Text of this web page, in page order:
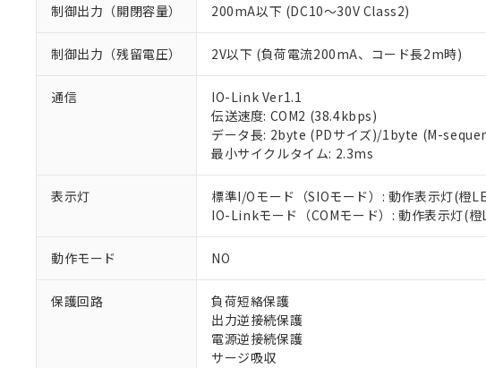
制御出力（開閉容量） 200mA以下 (DC10～30V Class2)
制御出力（残留電圧） 2V以下 (負荷電流200mA、コード長2m時)
通信
IO-Link Ver1.1
伝送速度: COM2 (38.4kbps)
データ長: 2byte (PDサイズ)/1byte (M-
最小サイクルタイム: 2.3ms
表示灯
標準I/Oモード（SIOモード）: 動作表示灯(橙
IO-Linkモード（COMモード）: 動作表示灯(
動作モード NO
保護回路
負荷短絡保護
出力逆接続保護
電源逆接続保護
サージ吸収
ご利用条件
以下の条件をお読みいただき、
対応済み：EU RoHS指令（
対応予定：EU RoHS指令（10物
対応予定なし：EU RoHS指令（
調査・確認中：EU RoHS指令（
非該当品：ライセンス料など無
仕入先様の事情により、非含有
があります。
六価クロム(Cr(Ⅵ)) 1000ppm以下、ポリ臭
フタル酸ビス(2-エチルヘキシル) (DEHP)(
ル（DBP） 1000ppm以下、フタル酸ジイ
但し、RoHS指令で産業用監視および制御
※1 中国RoHS○×表
「－」：未確認です。当社販売
*中国RoHS10物質の基準値 (GB/T26572)：
Pb(鉛) :1000ppm、 Hg(水銀) : 1000ppm、
Cr(Ⅵ)(六価クロム) : 1000ppm、 PBBs(ポ